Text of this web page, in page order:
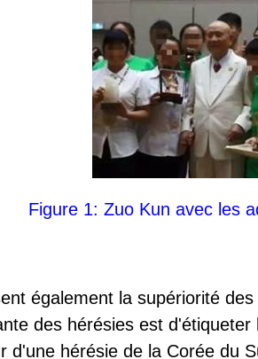
Figure 1: Zuo Kun avec les
également la supériorité
des hérésies est
d'une hérésie de la Corée du